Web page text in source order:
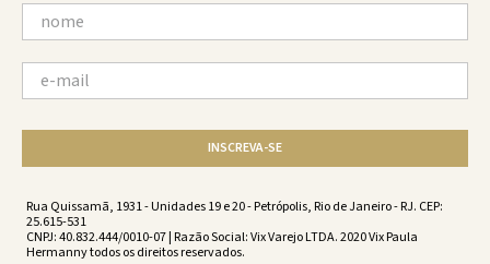
não encontramos resultados para:
'maio-dakota-reflection-reflection-
vc251043-2468'
O que você está procurando?